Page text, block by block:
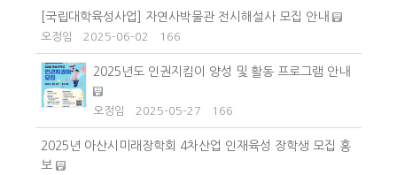
[국립대학육성사업] 자연사박물관 전시해설사 모집 안내
오정임 2025-06-02 166
2025년도 인권지킴이 양성 및 활동 프로그램 안내
오정임 2025-05-27 166
2025년 아산시미래장학회 4차산업 인재육성 장학생 모집 홍
보